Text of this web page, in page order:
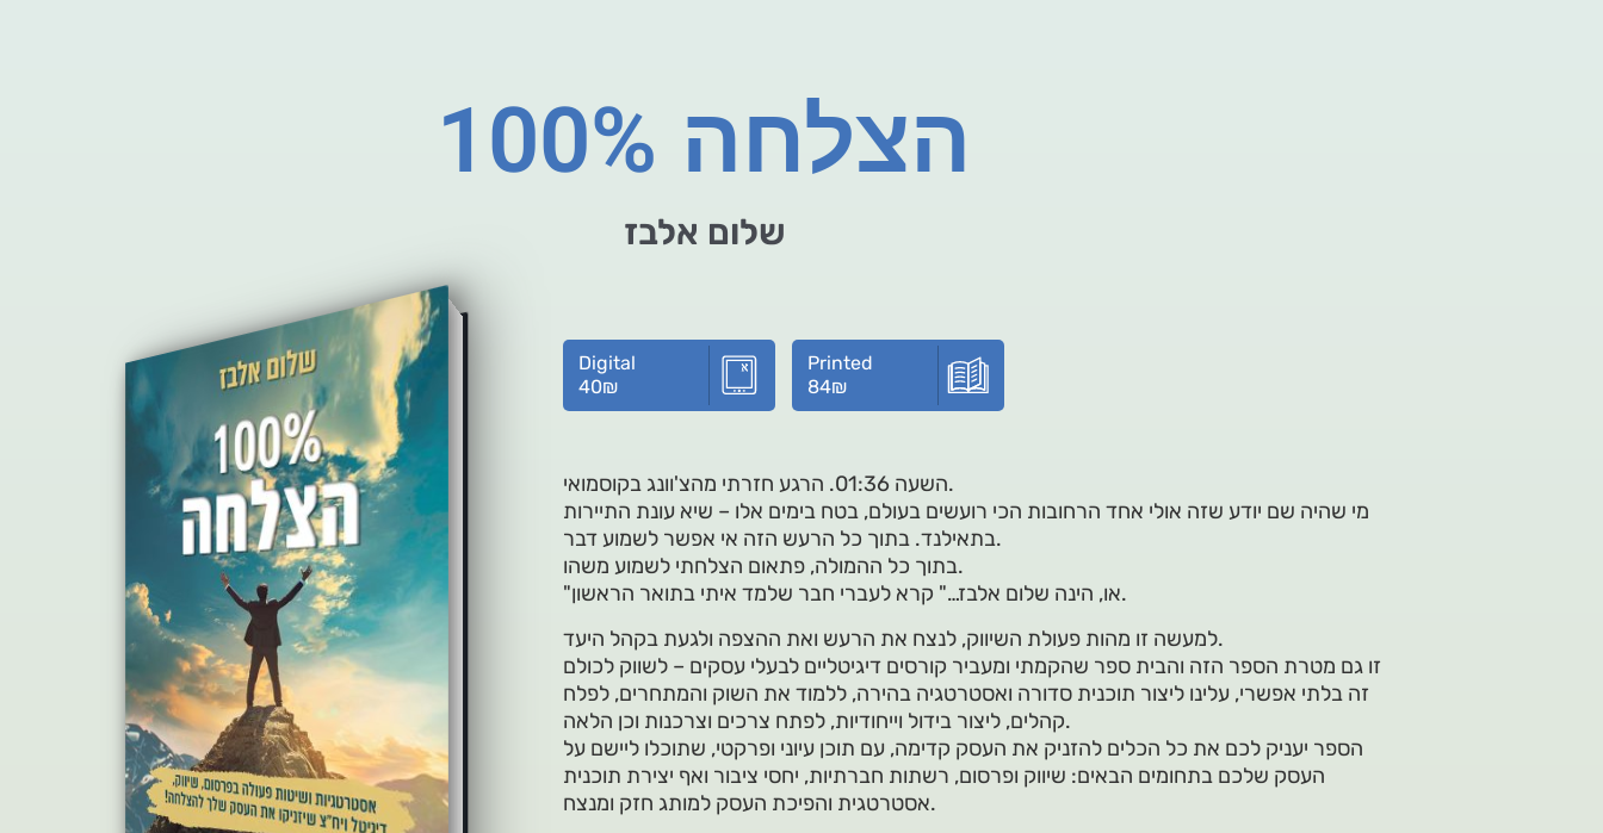
100% הצלחה
שלום אלבז
Digital
40₪
Printed
84₪
השעה 01:36. הרגע חזרתי מהצ'וונג בקוסמואי.
מי שהיה שם יודע שזה אולי אחד הרחובות הכי רועשים בעולם, בטח בימים אלו – שיא עונת התיירות
בתאילנד. בתוך כל הרעש הזה אי אפשר לשמוע דבר.
בתוך כל ההמולה, פתאום הצלחתי לשמוע משהו.
"או, הינה שלום אלבז…" קרא לעברי חבר שלמד איתי בתואר הראשון.
למעשה זו מהות פעולת השיווק, לנצח את הרעש ואת ההצפה ולגעת בקהל היעד.
זו גם מטרת הספר הזה והבית ספר שהקמתי ומעביר קורסים דיגיטליים לבעלי עסקים – לשווק לכולם
זה בלתי אפשרי, עלינו ליצור תוכנית סדורה ואסטרטגיה בהירה, ללמוד את השוק והמתחרים, לפלח
קהלים, ליצור בידול וייחודיות, לפתח צרכים וצרכנות וכן הלאה.
הספר יעניק לכם את כל הכלים להזניק את העסק קדימה, עם תוכן עיוני ופרקטי, שתוכלו ליישם על
העסק שלכם בתחומים הבאים: שיווק ופרסום, רשתות חברתיות, יחסי ציבור ואף יצירת תוכנית
אסטרטגית והפיכת העסק למותג חזק ומנצח.